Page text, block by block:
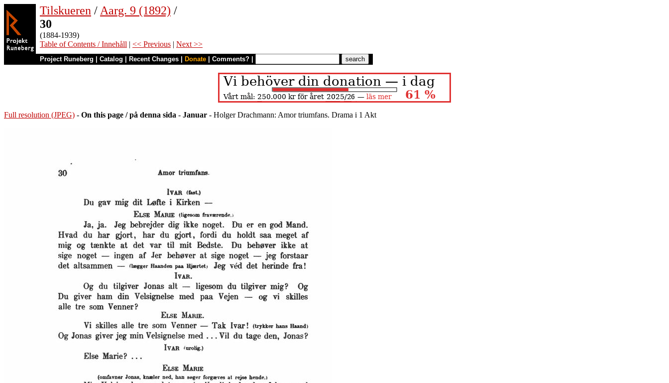
Tilskueren / Aarg. 9 (1892) /
30
(1884-1939)
Table of Contents / Innehåll | << Previous | Next >>
Project Runeberg Catalog Recent Changes Donate Comments?
Full resolution (JPEG) - On this page / på denna sida - Januar - Holger Drachmann: Amor triumfans. Drama i 1 Akt